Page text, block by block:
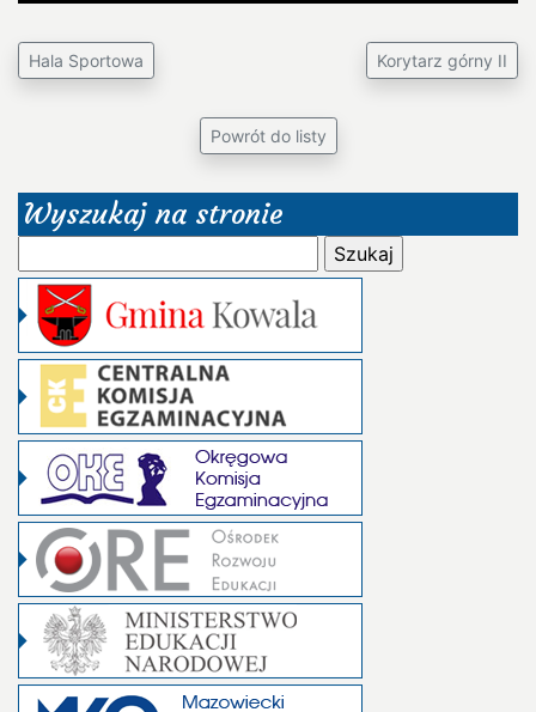
Hala Sportowa Korytarz górny II
Powrót do listy
Wyszukaj na stronie